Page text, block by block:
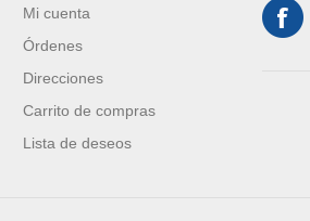
Mi cuenta
Órdenes
Direcciones
Carrito de compras
Lista de deseos